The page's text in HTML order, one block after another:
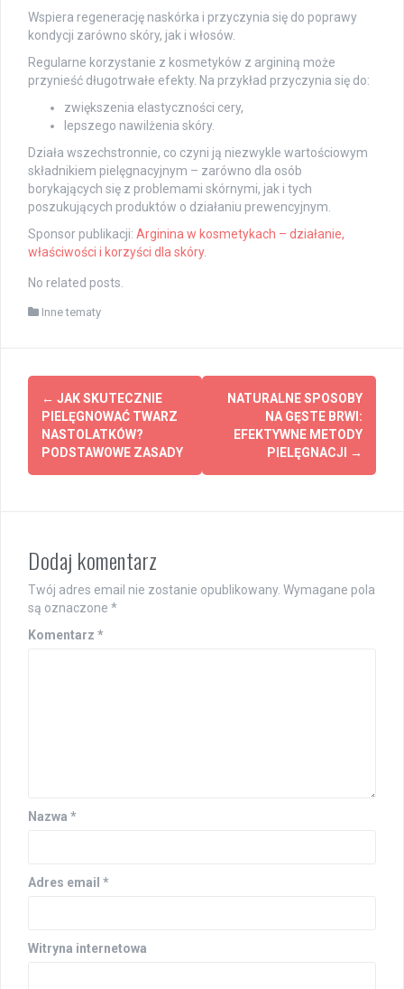
Wspiera regenerację naskórka i przyczynia się do poprawy
kondycji zarówno skóry, jak i włosów.
Regularne korzystanie z kosmetyków z argininą może
przynieść długotrwałe efekty. Na przykład przyczynia się do:
zwiększenia elastyczności cery,
lepszego nawilżenia skóry.
Działa wszechstronnie, co czyni ją niezwykle wartościowym
składnikiem pielęgnacyjnym – zarówno dla osób
borykających się z problemami skórnymi, jak i tych
poszukujących produktów o działaniu prewencyjnym.
Sponsor publikacji: Arginina w kosmetykach – działanie,
właściwości i korzyści dla skóry.
No related posts.
Inne tematy
Post
navigation
← JAK SKUTECZNIE
PIELĘGNOWAĆ TWARZ
NASTOLATKÓW?
PODSTAWOWE ZASADY
NATURALNE SPOSOBY
NA GĘSTE BRWI:
EFEKTYWNE METODY
PIELĘGNACJI
→
Dodaj komentarz
Twój adres email nie zostanie opublikowany. Wymagane pola
są oznaczone *
Komentarz *
Nazwa *
Adres email *
Witryna internetowa